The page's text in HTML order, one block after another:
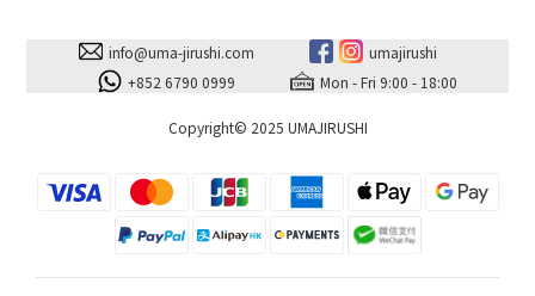
info@uma-jirushi.com
+852 6790 0999
umajirushi
Mon - Fri 9:00 - 18:00
Copyright© 2025 UMAJIRUSHI